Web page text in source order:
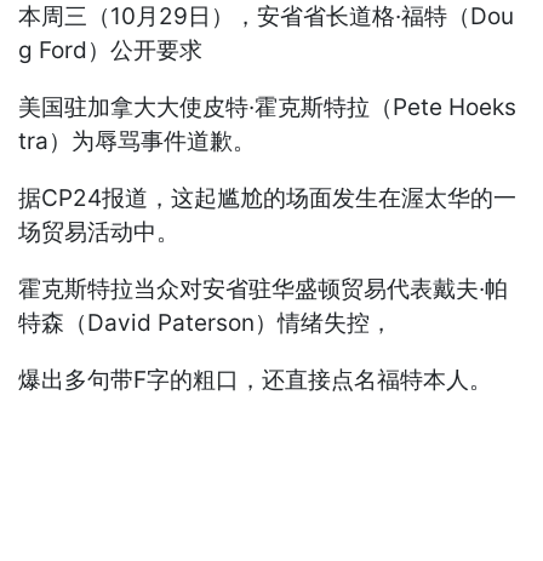
本周三（10月29日），安省省长道格·福特（Dou
g Ford）公开要求
美国驻加拿大大使皮特·霍克斯特拉（Pete Hoeks
tra）为辱骂事件道歉。
据CP24报道，这起尴尬的场面发生在渥太华的一
场贸易活动中。
霍克斯特拉当众对安省驻华盛顿贸易代表戴夫·帕
特森（David Paterson）情绪失控，
爆出多句带F字的粗口，还直接点名福特本人。